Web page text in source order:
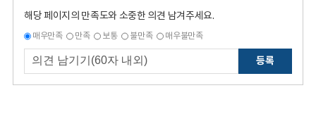
해당 페이지의 만족도와 소중한 의견 남겨주세요.
매우만족 만족 보통 불만족 매우불만족
등록